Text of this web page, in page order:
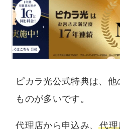
ピカラ光公式特典は、
ものが多いです。
代理店から申込み、代理